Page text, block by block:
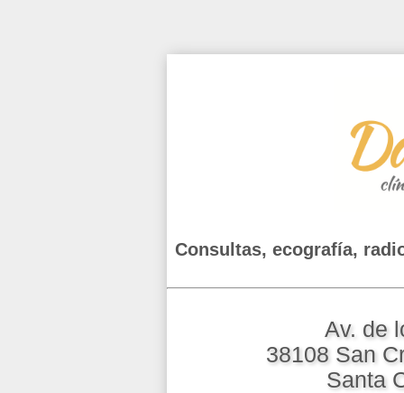
Consultas, ecografía,
Av. de
38108 San
Santa